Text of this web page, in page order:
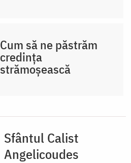
Cum să ne păstrăm
credința
strămoșească
Sfântul Calist
Angelicoudes